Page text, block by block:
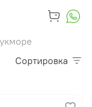
Сортировка